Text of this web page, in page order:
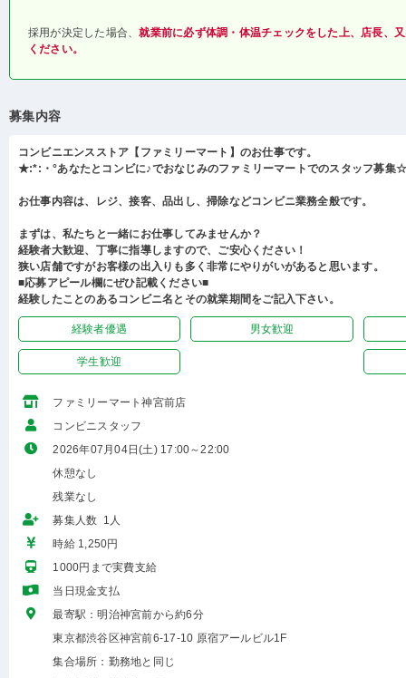
採用が決定した場合、就業前に必ず体調・体温チェックをした上、店長、
ください。
募集内容
コンビニエンスストア【ファミリーマート】のお仕事です。
★:*:・°あなたとコンビに♪でおなじみのファミリーマートでのスタッフ募集
お仕事内容は、レジ、接客、品出し、掃除などコンビニ業務全般です。
まずは、私たちと一緒にお仕事してみませんか？
経験者大歓迎、丁寧に指導しますので、ご安心ください！
狭い店舗ですがお客様の出入りも多く非常にやりがいがあると思います。
■応募アピール欄にぜひ記載ください■
経験したことのあるコンビニ名とその就業期間をご記入下さい。
経験者優遇 男女歓迎
学生歓迎
ファミリーマート神宮前店
コンビニスタッフ
2026年07月04日(土) 17:00～22:00
休憩なし
残業なし
募集人数 1人
時給 1,250円
1000円まで実費支給
当日現金支払
最寄駅：明治神宮前から約6分
東京都渋谷区神宮前6-17-10 原宿アールビル1F
集合場所：勤務地と同じ